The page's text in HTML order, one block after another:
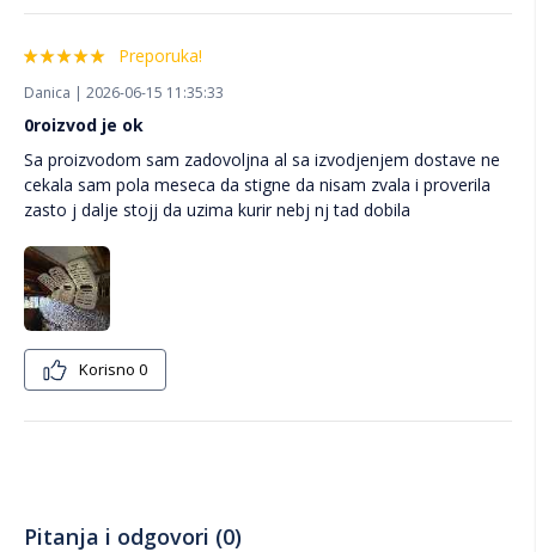
Preporuka!
Danica | 2026-06-15 11:35:33
0roizvod je ok
Sa proizvodom sam zadovoljna al sa izvodjenjem dostave ne
cekala sam pola meseca da stigne da nisam zvala i proverila
zasto j dalje stojj da uzima kurir nebj nj tad dobila
Korisno 0
Pitanja i odgovori (0)